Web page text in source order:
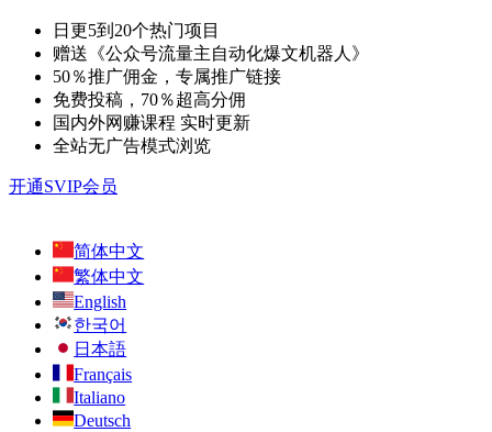
日更5到20个热门项目
赠送《公众号流量主自动化爆文机器人》
50％推广佣金，专属推广链接
免费投稿，70％超高分佣
国内外网赚课程 实时更新
全站无广告模式浏览
开通SVIP会员
简体中文
繁体中文
English
한국어
日本語
Français
Italiano
Deutsch